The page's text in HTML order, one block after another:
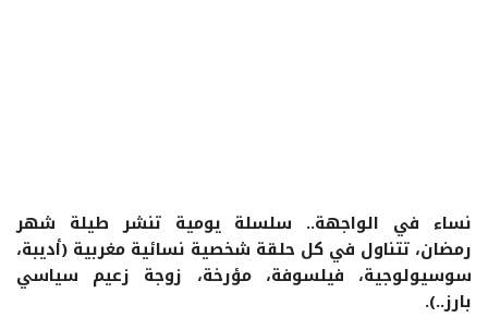
نساء في الواجهة.. سلسلة يومية تنشر طيلة شهر
رمضان، تتناول في كل حلقة شخصية نسائية مغربية (أديبة،
سوسيولوجية، فيلسوفة، مؤرخة، زوجة زعيم سياسي
بارز..).